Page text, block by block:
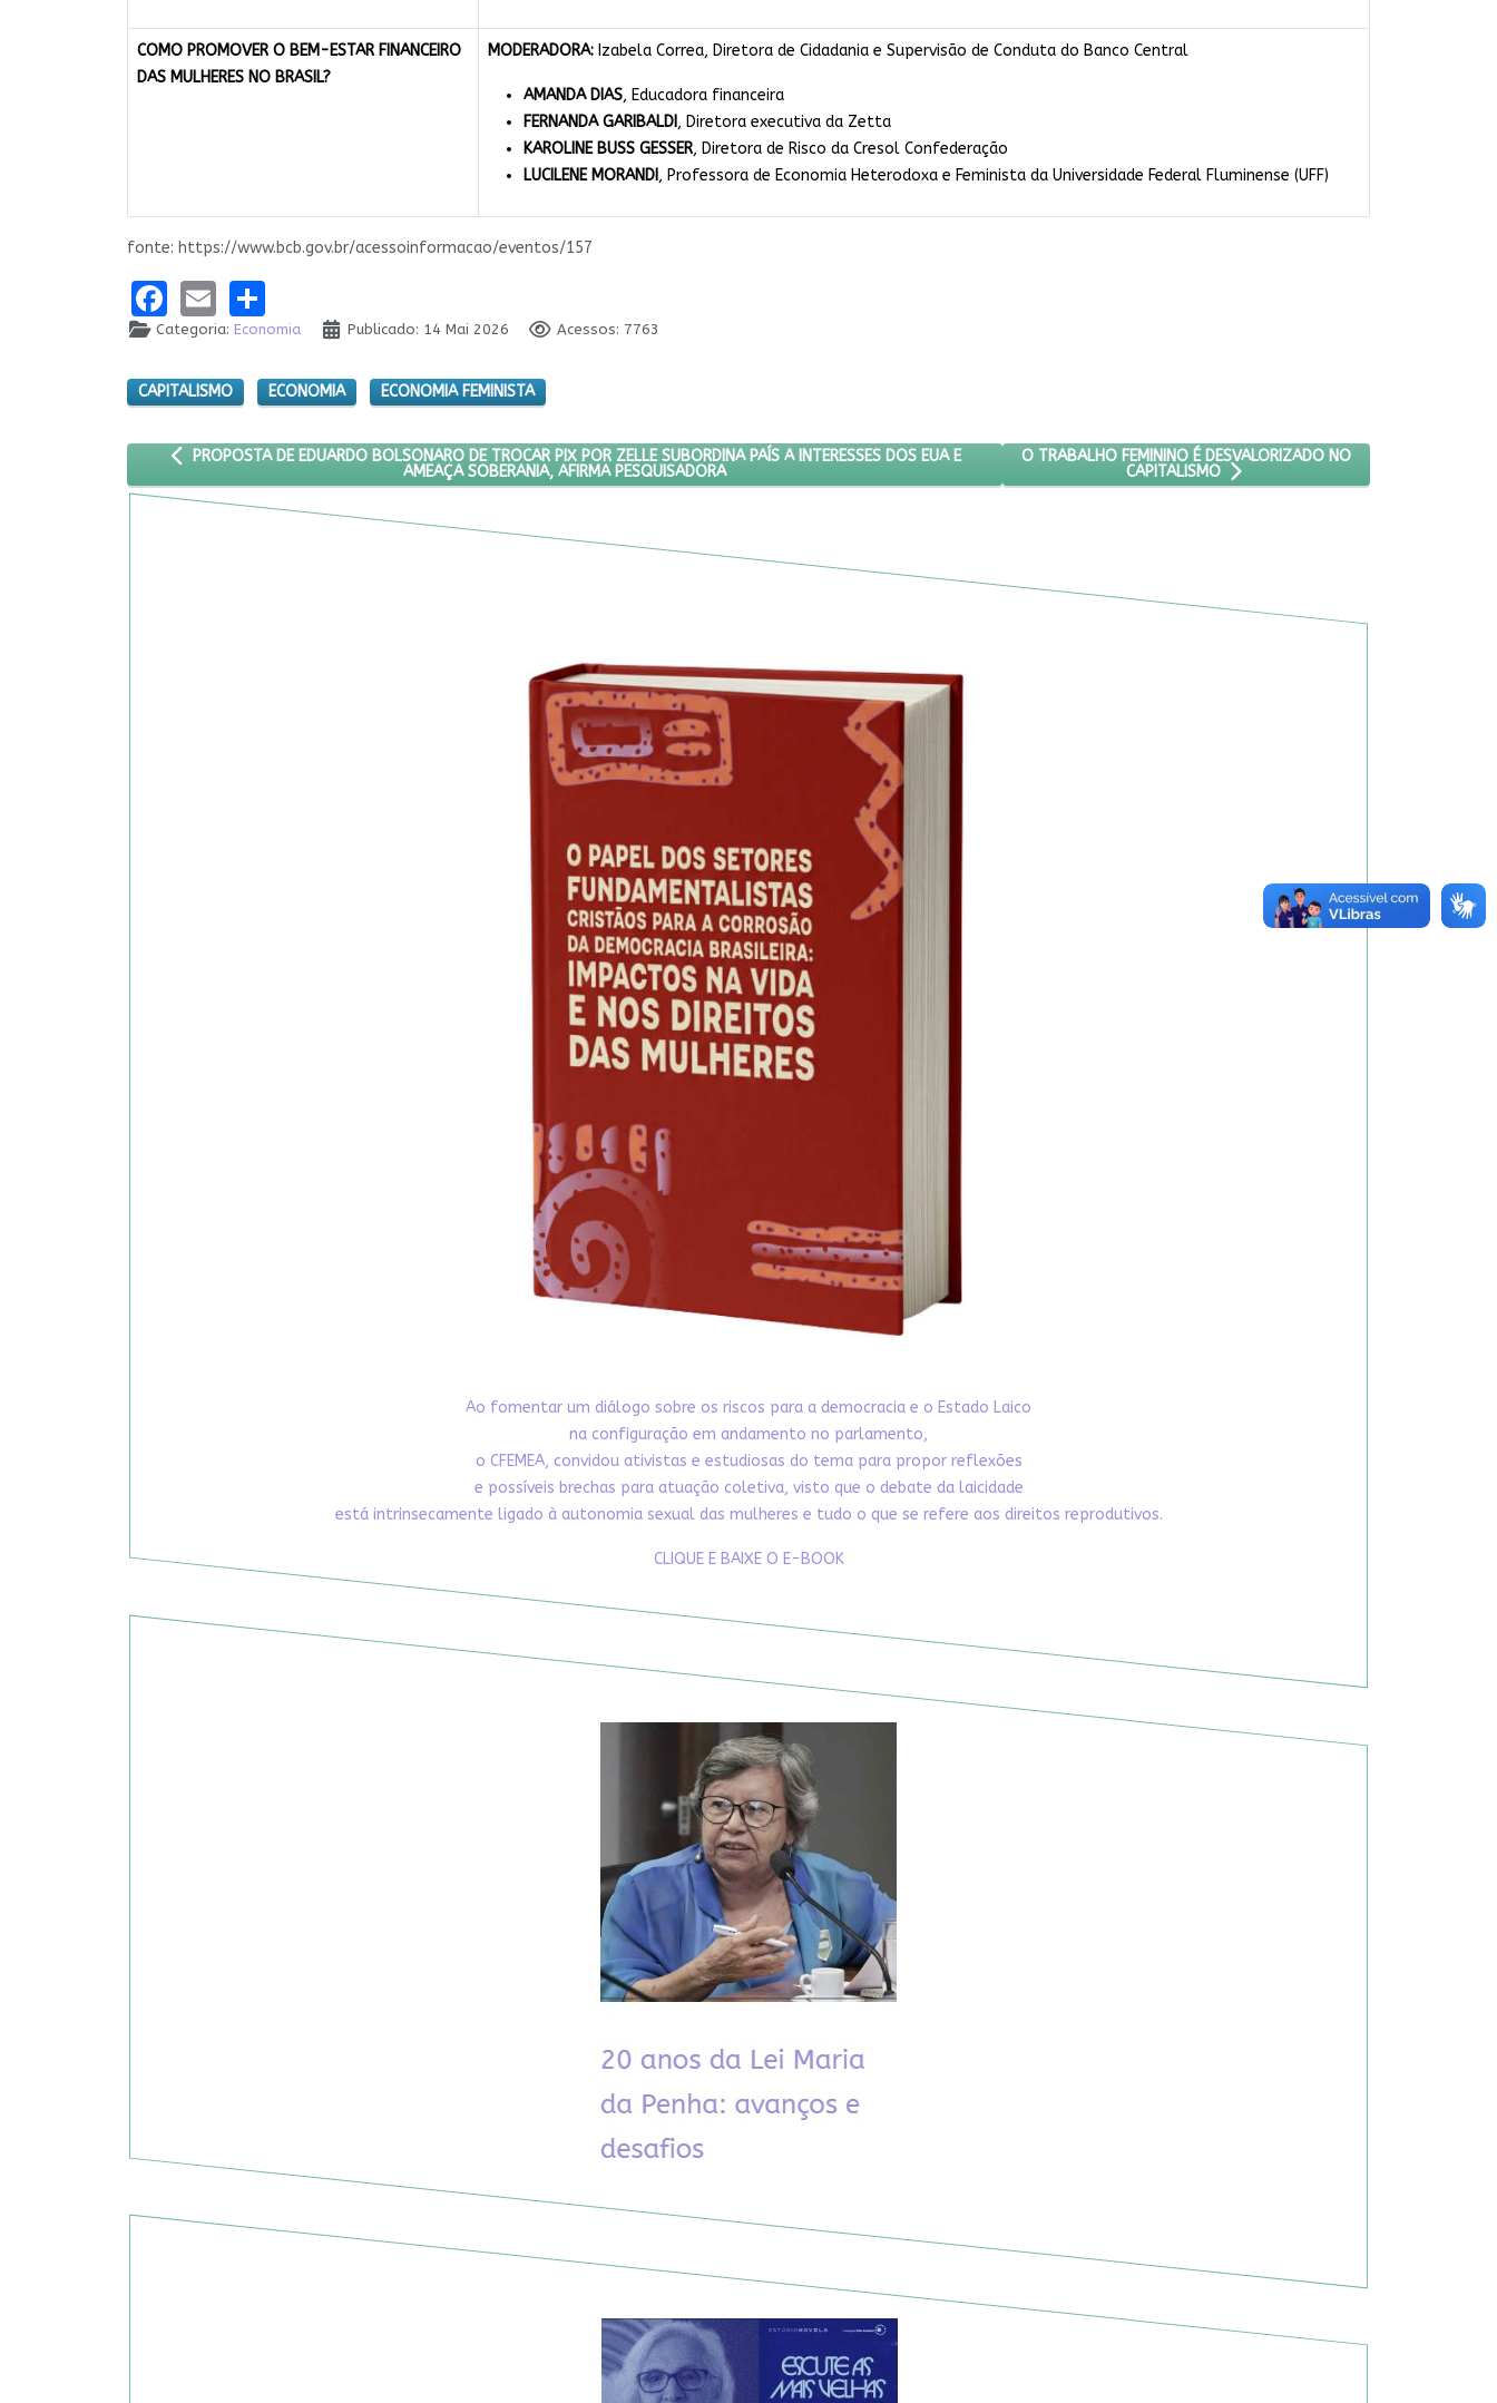
COMO PROMOVER O BEM-ESTAR FINANCEIRO
DAS MULHERES NO BRASIL?
MODERADORA: Izabela Correa, Diretora de Cidadania e Supervisão de Conduta do Banco Central
AMANDA DIAS, Educadora financeira
FERNANDA GARIBALDI , Diretora executiva da Zetta
KAROLINE BUSS GESSER, Diretora de Risco da Cresol Confederação
LUCILENE MORANDI , Professora de Economia Heterodoxa e Feminista da Universidade Federal Fluminense (UFF)
fonte: https://www.bcb.gov.br/acessoinformacao/eventos/157
Facebook
Email
Categoria: Economia Publicado: 14 Mai 2026 Acessos: 7763
CAPITALISMO ECONOMIA ECONOMIA FEMINISTA
ARTIGO ANTERIOR: PROPOSTA DE EDUARDO BOLSONARO DE TROCAR PIX POR ZELLE SUBORDINA PAÍS A INTERESSES DOS EUA E AMEAÇA SOBERANIA, AFIRMA PESQUISADORA
PROPOSTA DE EDUARDO BOLSONARO DE TROCAR PIX POR ZELLE SUBORDINA PAÍS A INTERESSES DOS EUA E
AMEAÇA SOBERANIA, AFIRMA PESQUISADORA
PRÓXIMO ARTIGO: O TRABALHO FEMININO É DESVALORIZADO NO
O TRABALHO FEMININO É DESVALORIZADO NO
CAPITALISMO
Ao fomentar um diálogo sobre os riscos para a democracia e o Estado Laico
na configuração em andamento no parlamento,
o CFEMEA, convidou ativistas e estudiosas do tema para propor reflexões
e possíveis brechas para atuação coletiva, visto que o debate da laicidade
está intrinsecamente ligado à autonomia sexual das mulheres e tudo o que se refere aos direitos reprodutivos.
CLIQUE E BAIXE O E-BOOK